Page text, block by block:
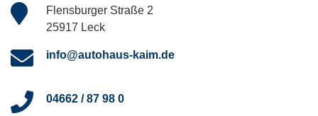
Flensburger Straße 2
25917 Leck
info@autohaus-kaim.de
04662 / 87 98 0